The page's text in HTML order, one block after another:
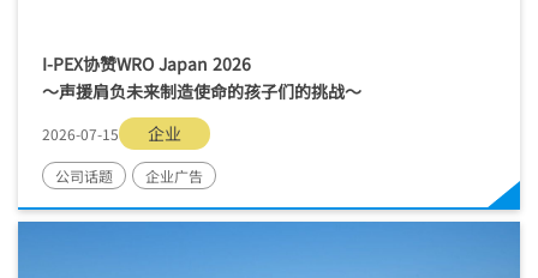
I-PEX协赞WRO Japan 2026
～声援肩负未来制造使命的孩子们的挑战～
2026-07-15 企业
公司话题 企业广告